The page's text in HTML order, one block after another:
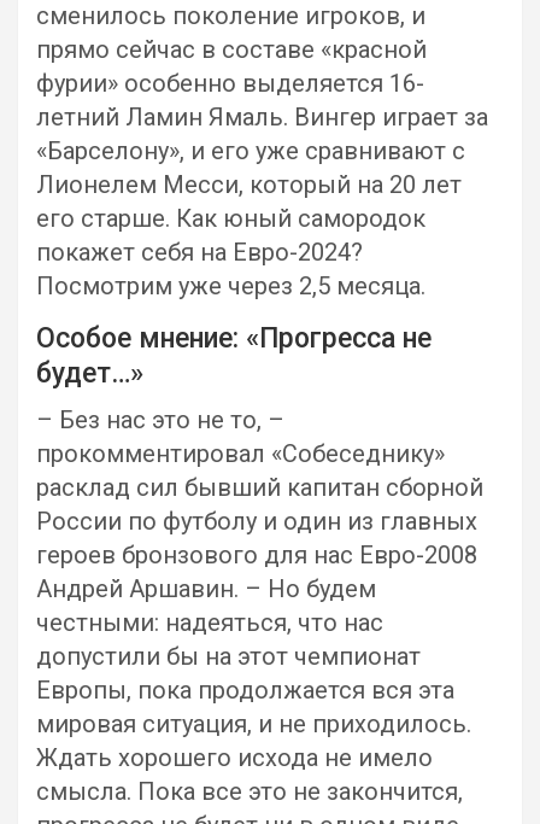
сменилось поколение игроков, и
прямо сейчас в составе «красной
фурии» особенно выделяется 16-
летний Ламин Ямаль. Вингер играет за
«Барселону», и его уже сравнивают с
Лионелем Месси, который на 20 лет
его старше. Как юный самородок
покажет себя на Евро-2024?
Посмотрим уже через 2,5 месяца.
Особое мнение: «Прогресса не
будет…»
– Без нас это не то, –
прокомментировал «Собеседнику»
расклад сил бывший капитан сборной
России по футболу и один из главных
героев бронзового для нас Евро-2008
Андрей Аршавин. – Но будем
честными: надеяться, что нас
допустили бы на этот чемпионат
Европы, пока продолжается вся эта
мировая ситуация, и не приходилось.
Ждать хорошего исхода не имело
смысла. Пока все это не закончится,